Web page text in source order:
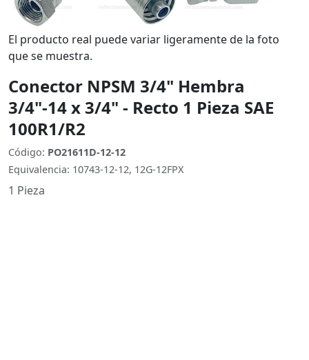
El producto real puede variar ligeramente de la foto
que se muestra.
Conector NPSM 3/4" Hembra
3/4"-14 x 3/4" - Recto 1 Pieza SAE
100R1/R2
Código: PO21611D-12-12
Equivalencia: 10743-12-12, 12G-12FPX
1 Pieza